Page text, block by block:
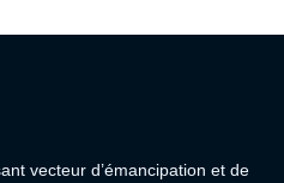
vecteur d’émancipation et de